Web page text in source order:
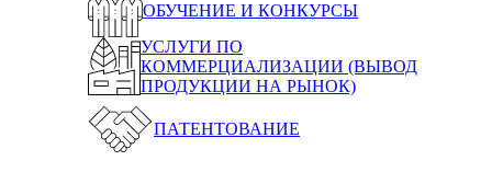
ОБУЧЕНИЕ И КОНКУРСЫ
УСЛУГИ ПО
КОММЕРЦИАЛИЗАЦИИ (ВЫВОД
ПРОДУКЦИИ НА РЫНОК)
ПАТЕНТОВАНИЕ